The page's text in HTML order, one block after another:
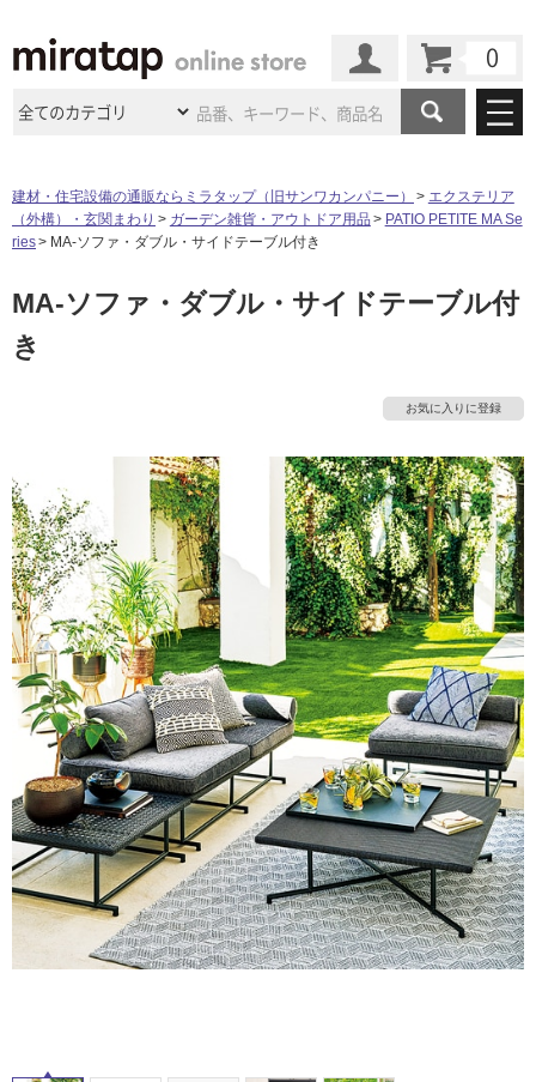
商品カテゴリ
洗面所・水回り タイル
キッチン 浴室（風呂・バスルー
ム）・
ウッドデッキ フローリング・床材
収納 インテリア・家具
照明 ペット用品
内装用建材 パネル・壁材
ロートアイアン 天然石・石材
メンテナンス・施工材 新商品
施工事例
施工事例 法人案件納入事例
ショールーム
ショールーム
ショールーム 京都ショールーム
福岡ショールーム 札幌スマートショールー
ム
横浜スマートショールー
ム
ウェルビーみのおHDC
BOX
よくある質問 お問い合わせ
修理お問い合わせ クレーム公開
説明書・図面検索 水まわり3年保証
お役立ち情報 住まいのスタイリング
アイデア
ミラタップチャンネル
オンライン相談
ミラタップと創る家
ASOLIE
工事会社紹介Coziコンシ
ェルジュ
自分らしい家づくり
SUVACO
最高のリノベ会社がみつ
かるリノベりす
建材・住宅設備の通販ならミラタップ（旧サンワカンパニー）
エクステリア
（外構）・玄関まわり
ガーデン雑貨・アウトドア用品
PATIO PETITE MA Se
ries
MA-ソファ・ダブル・サイドテーブル付き
MA-ソファ・ダブル・サイドテーブル付
き
お気に入りに登録
タ
イ
内
床・
屋
外
床・
浴
室
床・
駐
車
場
非
常
に
適